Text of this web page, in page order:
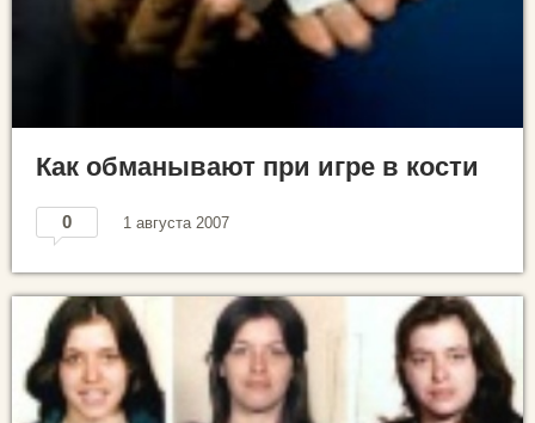
Как обманывают при игре в кости
0 1 августа 2007